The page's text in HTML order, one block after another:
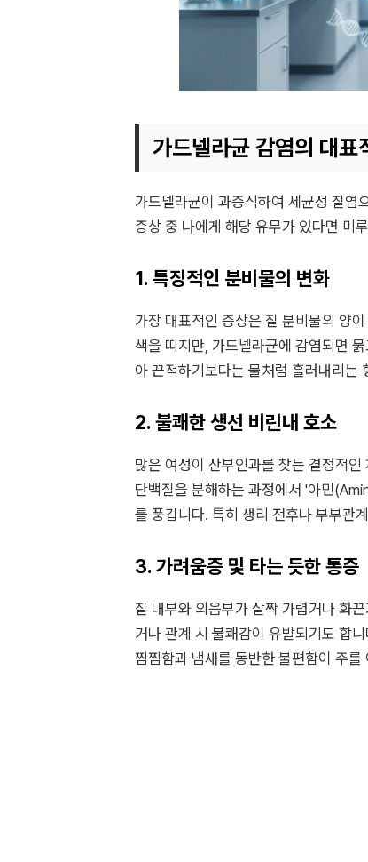
가드넬라균 감염의 대표
가드넬라균이 과증식하여 세균성 질염
증상 중 나에게 해당 유무가 있다면 미
1. 특징적인 분비물의 변화
가장 대표적인 증상은 질 분비물의 양
색을 띠지만, 가드넬라균에 감염되면
아 끈적하기보다는 물처럼 흘러내리는
2. 불쾌한 생선 비린내 호소
많은 여성이 산부인과를 찾는 결정적
단백질을 분해하는 과정에서 '아민
를 풍깁니다. 특히 생리 전후나 부부관
3. 가려움증 및 타는 듯한 통증
질 내부와 외음부가 살짝 가렵거나 화
거나 관계 시 불쾌감이 유발되기도 합
찜찜함과 냄새를 동반한 불편함이 주를